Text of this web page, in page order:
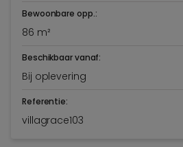
Bewoonbare opp.:
86 m²
Beschikbaar vanaf:
Bij oplevering
Referentie:
villagrace103